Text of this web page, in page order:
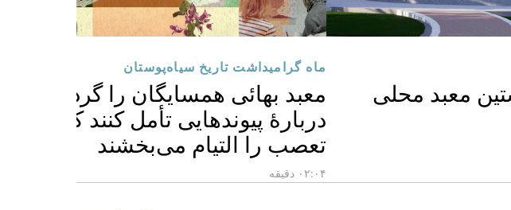
معبد محلی
ماه گرامیداشت تاریخ سیاه‌پوستان
معبد بهائی همسایگان را گرد هم
دربارهٔ پیوندهایی تأمل کنند که
تعصب را التیام می‌بخشند
۰۲:۰۴ دقیقه